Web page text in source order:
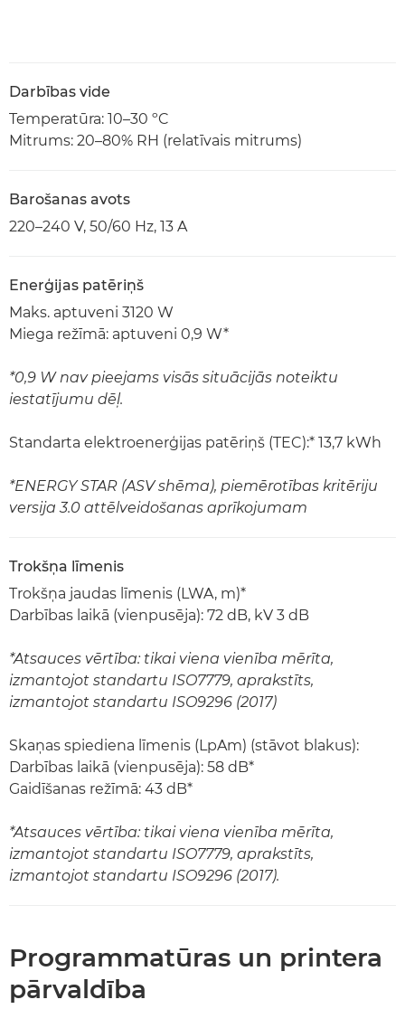
Darbības vide
Temperatūra: 10–30 ºC
Mitrums: 20–80% RH (relatīvais mitrums)
Barošanas avots
220–240 V, 50/60 Hz, 13 A
Enerģijas patēriņš
Maks. aptuveni 3120 W
Miega režīmā: aptuveni 0,9 W*
*0,9 W nav pieejams visās situācijās noteiktu
iestatījumu dēļ.
Standarta elektroenerģijas patēriņš (TEC):* 13,7 kWh
*ENERGY STAR (ASV shēma), piemērotības kritēriju
versija 3.0 attēlveidošanas aprīkojumam
Trokšņa līmenis
Trokšņa jaudas līmenis (LWA, m)*
Darbības laikā (vienpusēja): 72 dB, kV 3 dB
*Atsauces vērtība: tikai viena vienība mērīta,
izmantojot standartu ISO7779, aprakstīts,
izmantojot standartu ISO9296 (2017)
Skaņas spiediena līmenis (LpAm) (stāvot blakus):
Darbības laikā (vienpusēja): 58 dB*
Gaidīšanas režīmā: 43 dB*
*Atsauces vērtība: tikai viena vienība mērīta,
izmantojot standartu ISO7779, aprakstīts,
izmantojot standartu ISO9296 (2017).
Programmatūras un printera
pārvaldība